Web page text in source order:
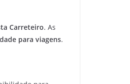
Carreteiro. As
para viagens.